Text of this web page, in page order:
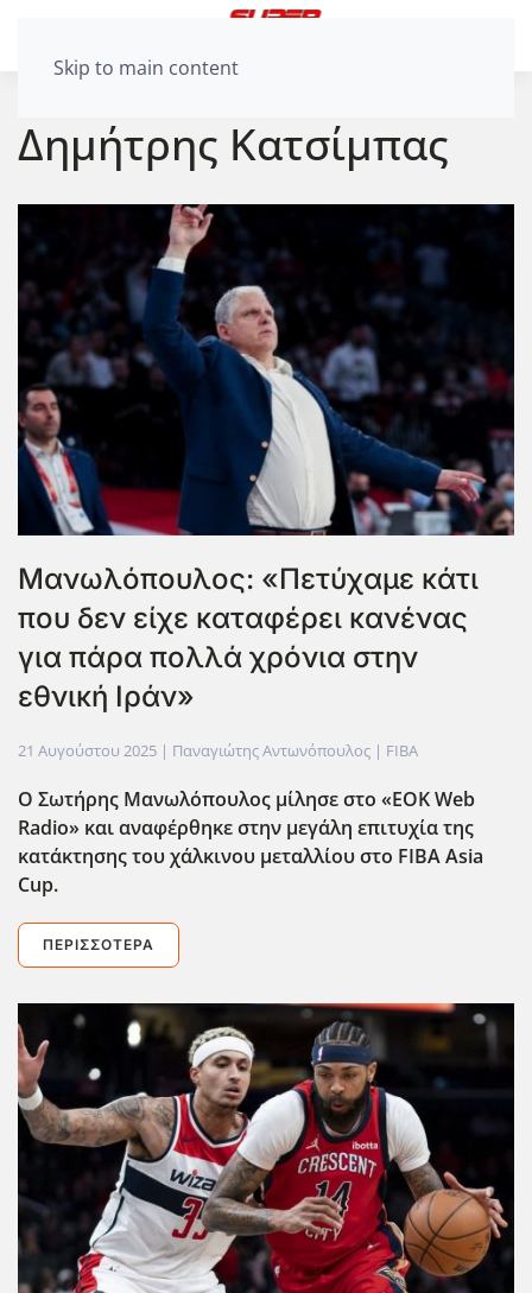
Skip to main content
Δημήτρης Κατσίμπας
Μανωλόπουλος: «Πετύχαμε κάτι
που δεν είχε καταφέρει κανένας
για πάρα πολλά χρόνια στην
εθνική Ιράν»
21 Αυγούστου 2025 | Παναγιώτης Αντωνόπουλος | FIBA
Ο Σωτήρης Μανωλόπουλος μίλησε στο «EOK Web
Radio» και αναφέρθηκε στην μεγάλη επιτυχία της
κατάκτησης του χάλκινου μεταλλίου στο FIBA Asia
Cup.
ΠΕΡΙΣΣΌΤΕΡΑ